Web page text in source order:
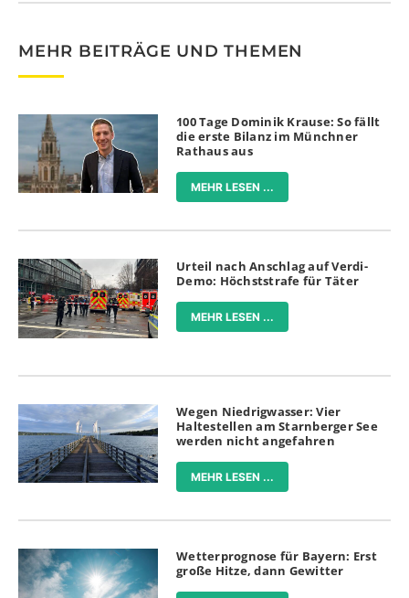
MEHR BEITRÄGE UND THEMEN
100 Tage Dominik Krause: So fällt
die erste Bilanz im Münchner
Rathaus aus
MEHR LESEN ...
Urteil nach Anschlag auf Verdi-
Demo: Höchststrafe für Täter
MEHR LESEN ...
Wegen Niedrigwasser: Vier
Haltestellen am Starnberger See
werden nicht angefahren
MEHR LESEN ...
Wetterprognose für Bayern: Erst
große Hitze, dann Gewitter